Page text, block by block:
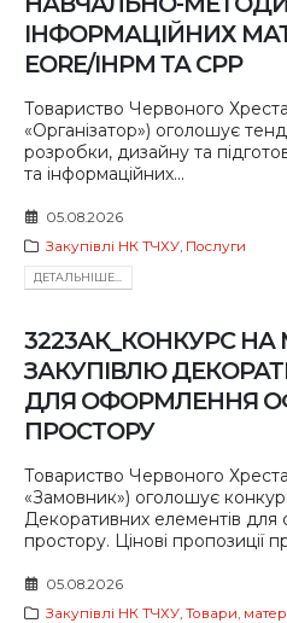
ІНФОРМАЦІЙНИХ
EORE/IHPM ТА CРР
Товариство Червоного
«Організатор») оголошує
розробки, дизайну та
та інформаційних...
05.08.2026
Закупівлі НК ТЧХУ, Послуги
ДЕТАЛЬНIШЕ...
3223АК_КОНКУРС НА
ЗАКУПІВЛЮ
ДЛЯ ОФОРМЛЕННЯ
ПРОСТОРУ
Товариство Червоного
«Замовник») оголошує
Декоративних елементів
простору. Цінові пропозиції
05.08.2026
Закупівлі НК ТЧХУ, Товари,